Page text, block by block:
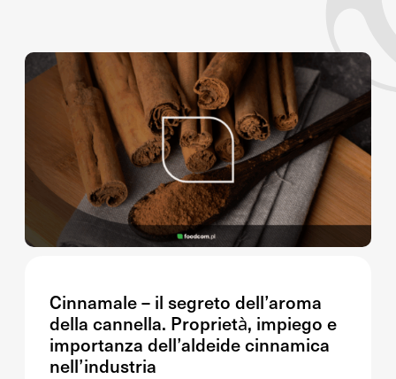
Cinnamale – il segreto dell’aroma
della cannella. Proprietà, impiego e
importanza dell’aldeide cinnamica
nell’industria